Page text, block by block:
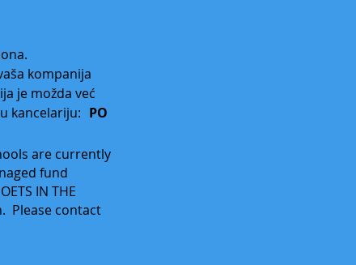
kompanija
je možda već
kancelariju: PO
are currently
fund
IN THE
Please contact